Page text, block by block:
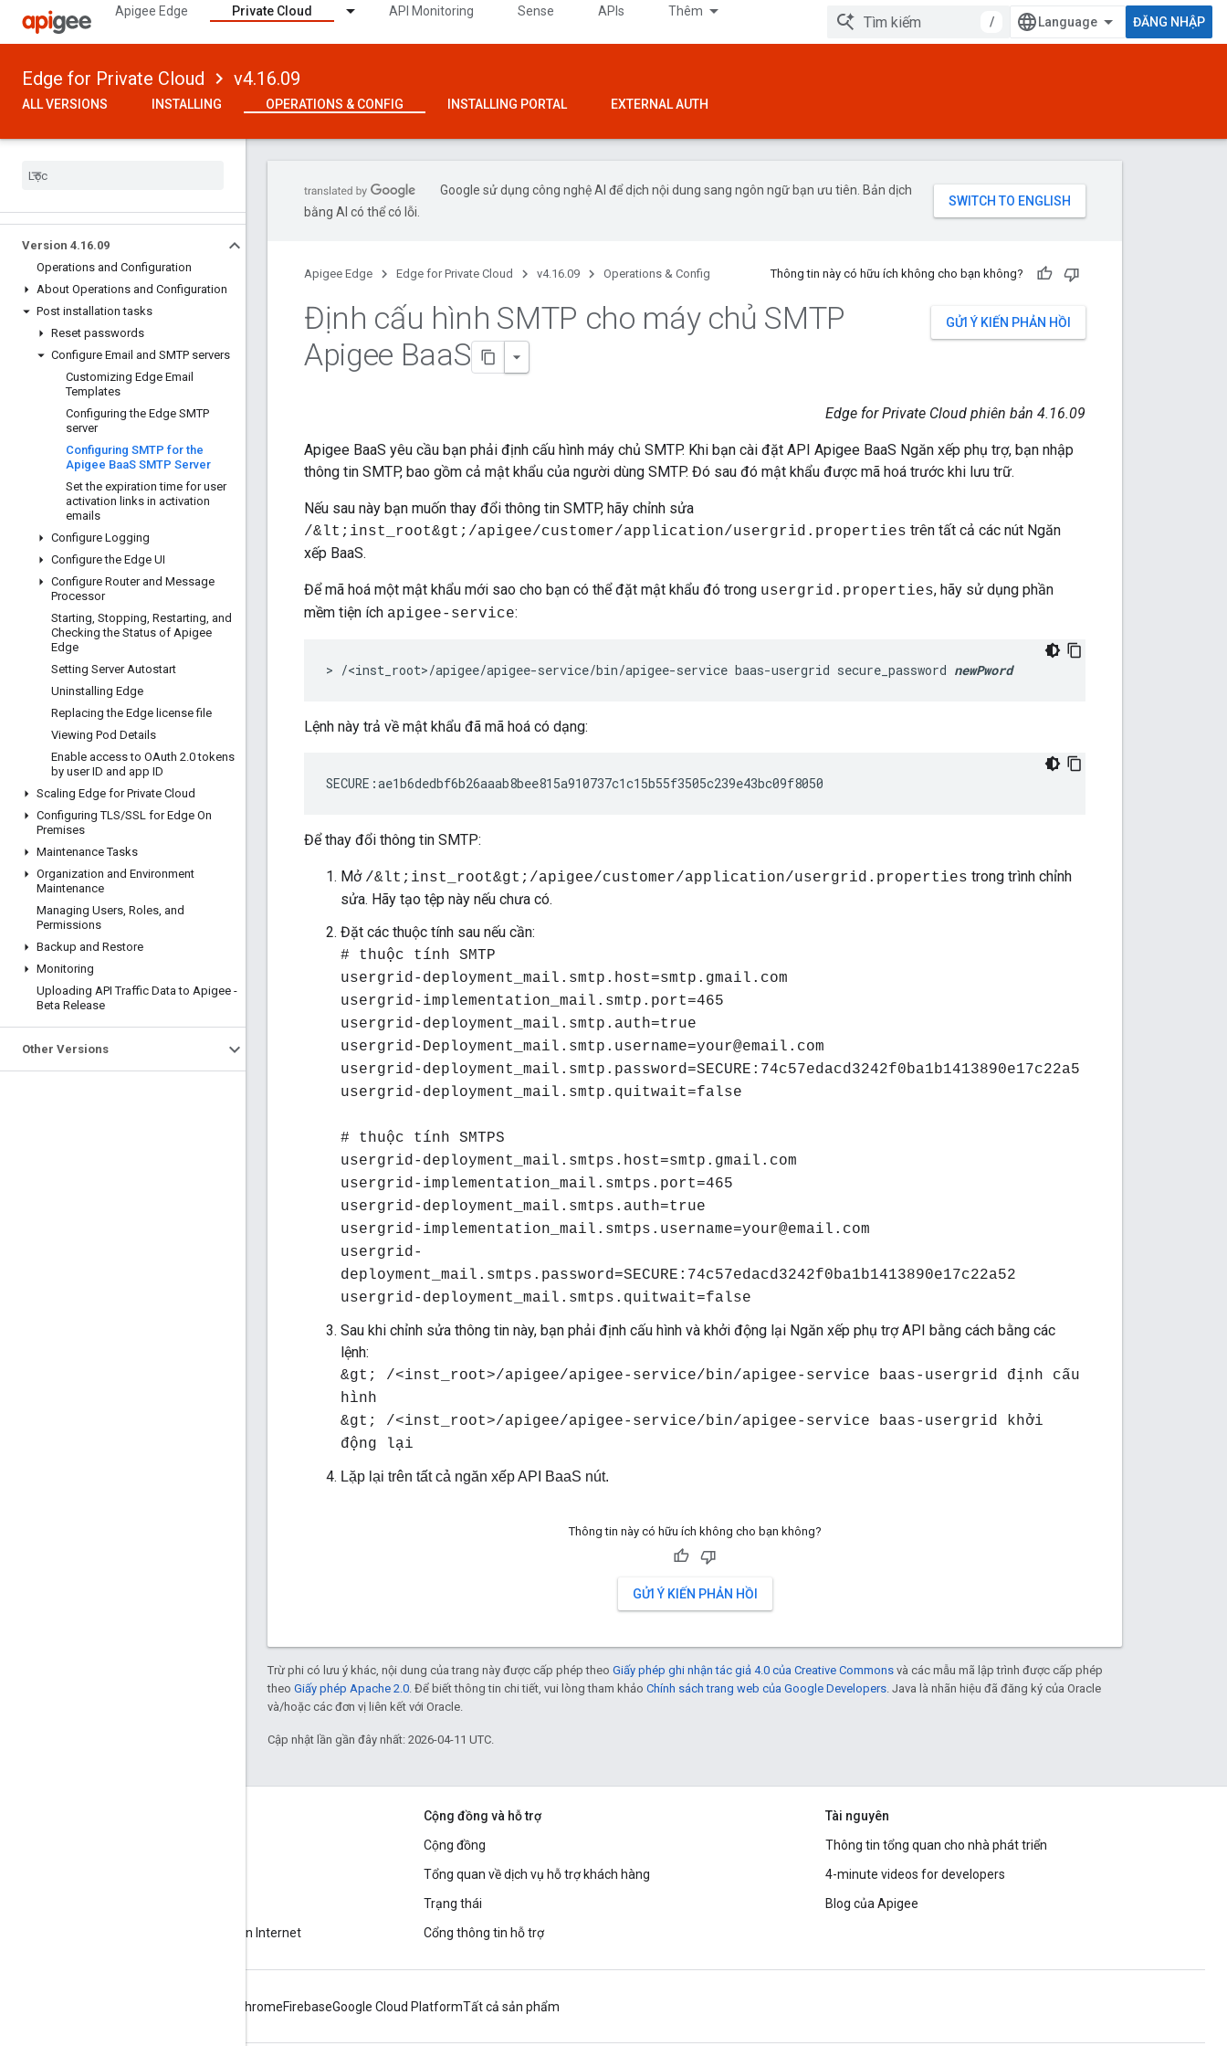
Apigee Edge Private Cloud API Monitoring Sense APIs Thêm
/ ĐĂNG NHẬP
Edge for Private Cloud v4.16.09
ALL VERSIONS INSTALLING OPERATIONS & CONFIG INSTALLING PORTAL EXTERNAL AUTH
Version 4.16.09
Operations and Configuration
About Operations and Configuration
Post installation tasks
Reset passwords
Configure Email and SMTP servers
Customizing Edge Email
Templates
Configuring the Edge SMTP
server
Configuring SMTP for the
Apigee BaaS SMTP Server
Set the expiration time for user
activation links in activation
emails
Configure Logging
Configure the Edge UI
Configure Router and Message
Processor
Starting, Stopping, Restarting, and
Checking the Status of Apigee
Edge
Setting Server Autostart
Uninstalling Edge
Replacing the Edge license file
Viewing Pod Details
Enable access to OAuth 2.0 tokens
by user ID and app ID
Scaling Edge for Private Cloud
Configuring TLS/SSL for Edge On
Premises
Maintenance Tasks
Organization and Environment
Maintenance
Managing Users, Roles, and
Permissions
Backup and Restore
Monitoring
Uploading API Traffic Data to Apigee -
Beta Release
Other Versions
Google sử dụng công nghệ AI để dịch nội dung sang ngôn ngữ bạn ưu tiên. Bản dịch
bằng AI có thể có lỗi.
Apigee Edge Edge for Private Cloud v4.16.09 Operations & Config Thông tin này có hữu ích không cho bạn không?
GỬI Ý KIẾN PHẢN HỒI
Định cấu hình SMTP cho máy chủ SMTP
Apigee BaaS
Edge for Private Cloud phiên bản 4.16.09
Apigee BaaS yêu cầu bạn phải định cấu hình máy chủ SMTP. Khi bạn cài đặt API Apigee BaaS Ngăn xếp phụ trợ, bạn nhập
thông tin SMTP, bao gồm cả mật khẩu của người dùng SMTP. Đó sau đó mật khẩu được mã hoá trước khi lưu trữ.
Nếu sau này bạn muốn thay đổi thông tin SMTP, hãy chỉnh sửa
/&lt;inst_root&gt;/apigee/customer/application/usergrid.properties trên tất cả các nút Ngăn
xếp BaaS.
Để mã hoá một mật khẩu mới sao cho bạn có thể đặt mật khẩu đó trong usergrid.properties, hãy sử dụng phần
mềm tiện ích apigee-service:
> /<inst_root>/apigee/apigee-service/bin/apigee-service baas-usergrid secure_password newPword
Lệnh này trả về mật khẩu đã mã hoá có dạng:
SECURE:ae1b6dedbf6b26aaab8bee815a910737c1c15b55f3505c239e43bc09f8050
Để thay đổi thông tin SMTP:
Mở /&lt;inst_root&gt;/apigee/customer/application/usergrid.properties trong trình chỉnh
sửa. Hãy tạo tệp này nếu chưa có.
Đặt các thuộc tính sau nếu cần:
# thuộc tính SMTP
usergrid-deployment_mail.smtp.host=smtp.gmail.com
usergrid-implementation_mail.smtp.port=465
usergrid-deployment_mail.smtp.auth=true
usergrid-Deployment_mail.smtp.username=your@email.com
usergrid-deployment_mail.smtp.password=SECURE:74c57edacd3242f0ba1b1413890e17c22a5
usergrid-deployment_mail.smtp.quitwait=false
# thuộc tính SMTPS
usergrid-deployment_mail.smtps.host=smtp.gmail.com
usergrid-implementation_mail.smtps.port=465
usergrid-deployment_mail.smtps.auth=true
usergrid-implementation_mail.smtps.username=your@email.com
usergrid-
deployment_mail.smtps.password=SECURE:74c57edacd3242f0ba1b1413890e17c22a52
usergrid-deployment_mail.smtps.quitwait=false
Sau khi chỉnh sửa thông tin này, bạn phải định cấu hình và khởi động lại Ngăn xếp phụ trợ API bằng cách bằng các
lệnh:
&gt; /<inst_root>/apigee/apigee-service/bin/apigee-service baas-usergrid định cấu
hình
&gt; /<inst_root>/apigee/apigee-service/bin/apigee-service baas-usergrid khởi
động lại
Lặp lại trên tất cả ngăn xếp API BaaS nút.
Thông tin này có hữu ích không cho bạn không?
GỬI Ý KIẾN PHẢN HỒI
Trừ phi có lưu ý khác, nội dung của trang này được cấp phép theo Giấy phép ghi nhận tác giả 4.0 của Creative Commons và các mẫu mã lập trình được cấp phép
theo Giấy phép Apache 2.0. Để biết thông tin chi tiết, vui lòng tham khảo Chính sách trang web của Google Developers. Java là nhãn hiệu đã đăng ký của Oracle
và/hoặc các đơn vị liên kết với Oracle.
Cập nhật lần gần đây nhất: 2026-04-11 UTC.
Sách điện tử và truyền hình trực tiếp trên Internet
Cộng đồng và hỗ trợ
Cộng đồng
Tổng quan về dịch vụ hỗ trợ khách hàng
Trạng thái
Cổng thông tin hỗ trợ
Tài nguyên
Thông tin tổng quan cho nhà phát triển
4-minute videos for developers
Blog của Apigee
ChromeFirebaseGoogle Cloud PlatformTất cả sản phẩm